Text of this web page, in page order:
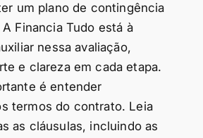
um plano de contingência
Financia Tudo está à
nessa avaliação,
e clareza em cada etapa.
é entender
termos do contrato. Leia
as cláusulas, incluindo as